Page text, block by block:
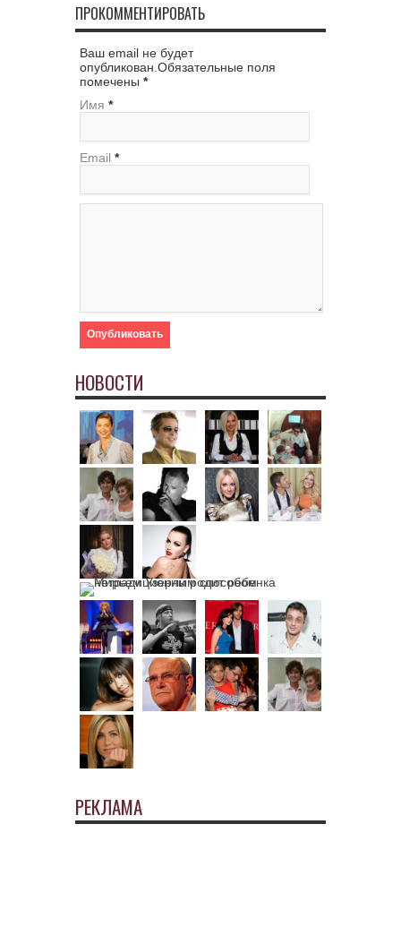
ПРОКОММЕНТИРОВАТЬ
Ваш email не будет
опубликован.Обязательные поля
помечены *
Имя *
Email *
НОВОСТИ
РЕКЛАМА